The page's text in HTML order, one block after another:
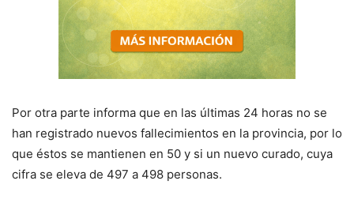
Por otra parte informa que en las últimas 24 horas no se
han registrado nuevos fallecimientos en la provincia, por lo
que éstos se mantienen en 50 y si un nuevo curado, cuya
cifra se eleva de 497 a 498 personas.